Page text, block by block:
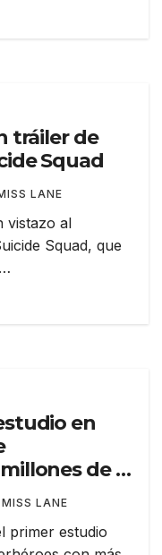
tráiler de
Squad
LANE
vistazo al
Squad, que
en
de $
MISS LANE
primer estudio